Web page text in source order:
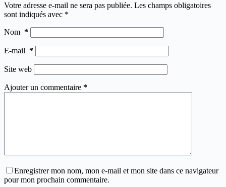
Votre adresse e-mail ne sera pas publiée. Les champs obligatoires
sont indiqués avec *
Nom *
E-mail *
Site web
Ajouter un commentaire *
Enregistrer mon nom, mon e-mail et mon site dans ce navigateur
pour mon prochain commentaire.